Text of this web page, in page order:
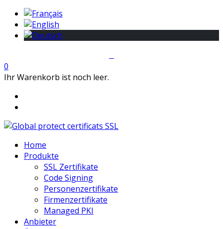
0
Ihr Warenkorb ist noch leer.
Home
Produkte
SSL Zertifikate
Code Signing
Personenzertifikate
Firmenzertifikate
Managed PKI
Anbieter